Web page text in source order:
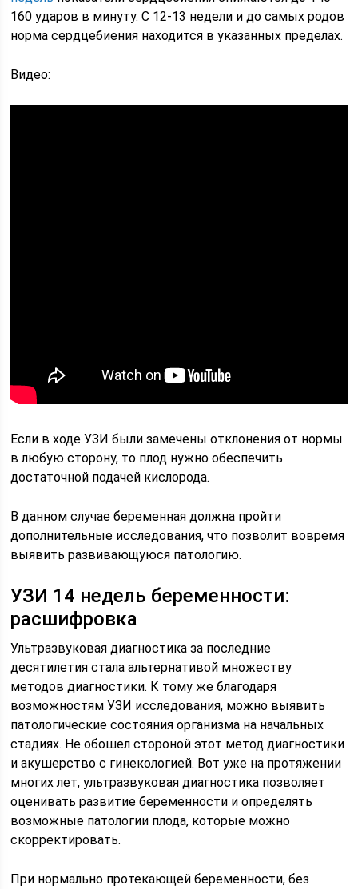
160 ударов в минуту. С 12-13 недели и до самых родов
норма сердцебиения находится в указанных пределах.
Видео:
Если в ходе УЗИ были замечены отклонения от нормы
в любую сторону, то плод нужно обеспечить
достаточной подачей кислорода.
В данном случае беременная должна пройти
дополнительные исследования, что позволит вовремя
выявить развивающуюся патологию.
УЗИ 14 недель беременности:
расшифровка
Ультразвуковая диагностика за последние
десятилетия стала альтернативой множеству
методов диагностики. К тому же благодаря
возможностям УЗИ исследования, можно выявить
патологические состояния организма на начальных
стадиях. Не обошел стороной этот метод диагностики
и акушерство с гинекологией. Вот уже на протяжении
многих лет, ультразвуковая диагностика позволяет
оценивать развитие беременности и определять
возможные патологии плода, которые можно
скорректировать.
При нормально протекающей беременности, без